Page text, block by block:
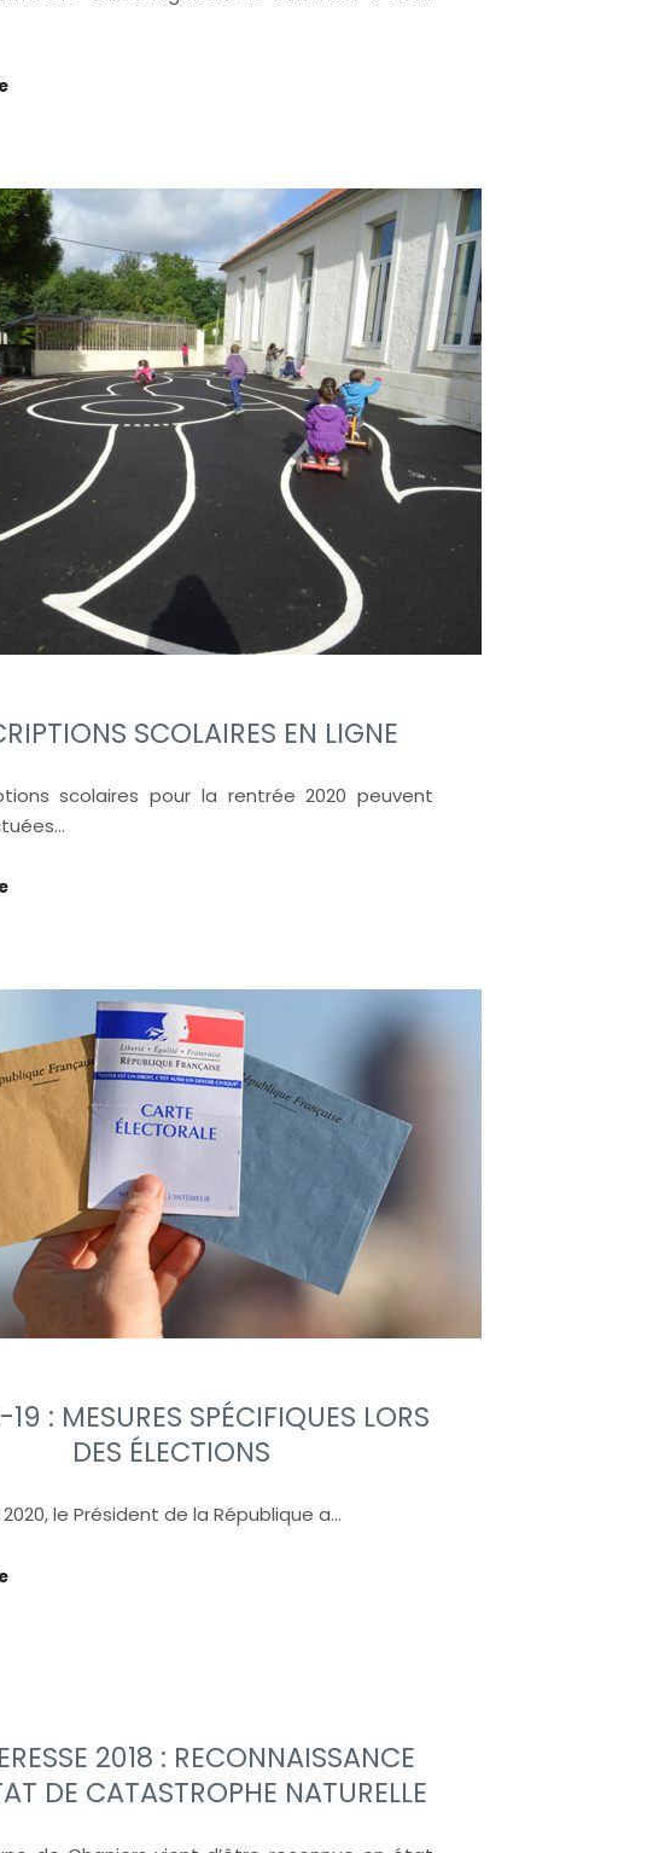
SCOLAIRES EN LIGNE
scolaires pour la rentrée 2020 peuvent
: MESURES SPÉCIFIQUES LORS
DES ÉLECTIONS
2020, le Président de la République a…
2018 : RECONNAISSANCE
DE CATASTROPHE NATURELLE